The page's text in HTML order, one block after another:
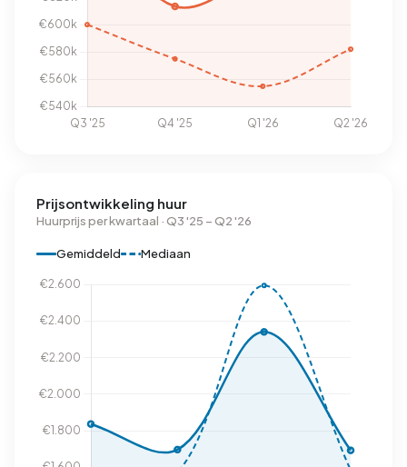
Prijsontwikkeling huur
Huurprijs per kwartaal · Q3 '25 – Q2 '26
Gemiddeld Mediaan